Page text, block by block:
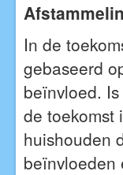
In de
gebaseerd
beïnvloed.
de toekomst
huishouden
beïnvloeden